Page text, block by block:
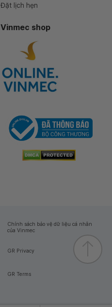
Đặt lịch hẹn
Vinmec shop
Chính sách bảo vệ dữ liệu cá nhân
của Vinmec
GR Privacy
GR Terms